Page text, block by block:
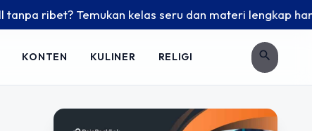
Temukan kelas seru dan materi lengkap hanya di
KONTEN KULINER RELIGI search